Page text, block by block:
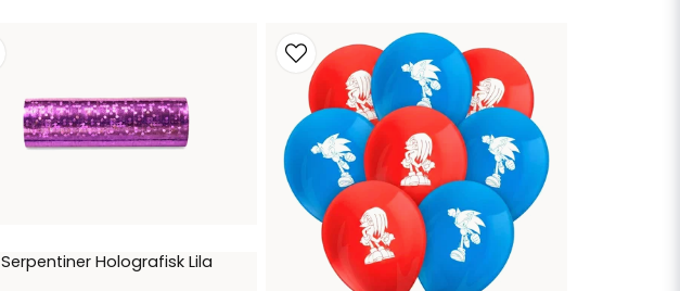
Serpentiner Holografisk Lila